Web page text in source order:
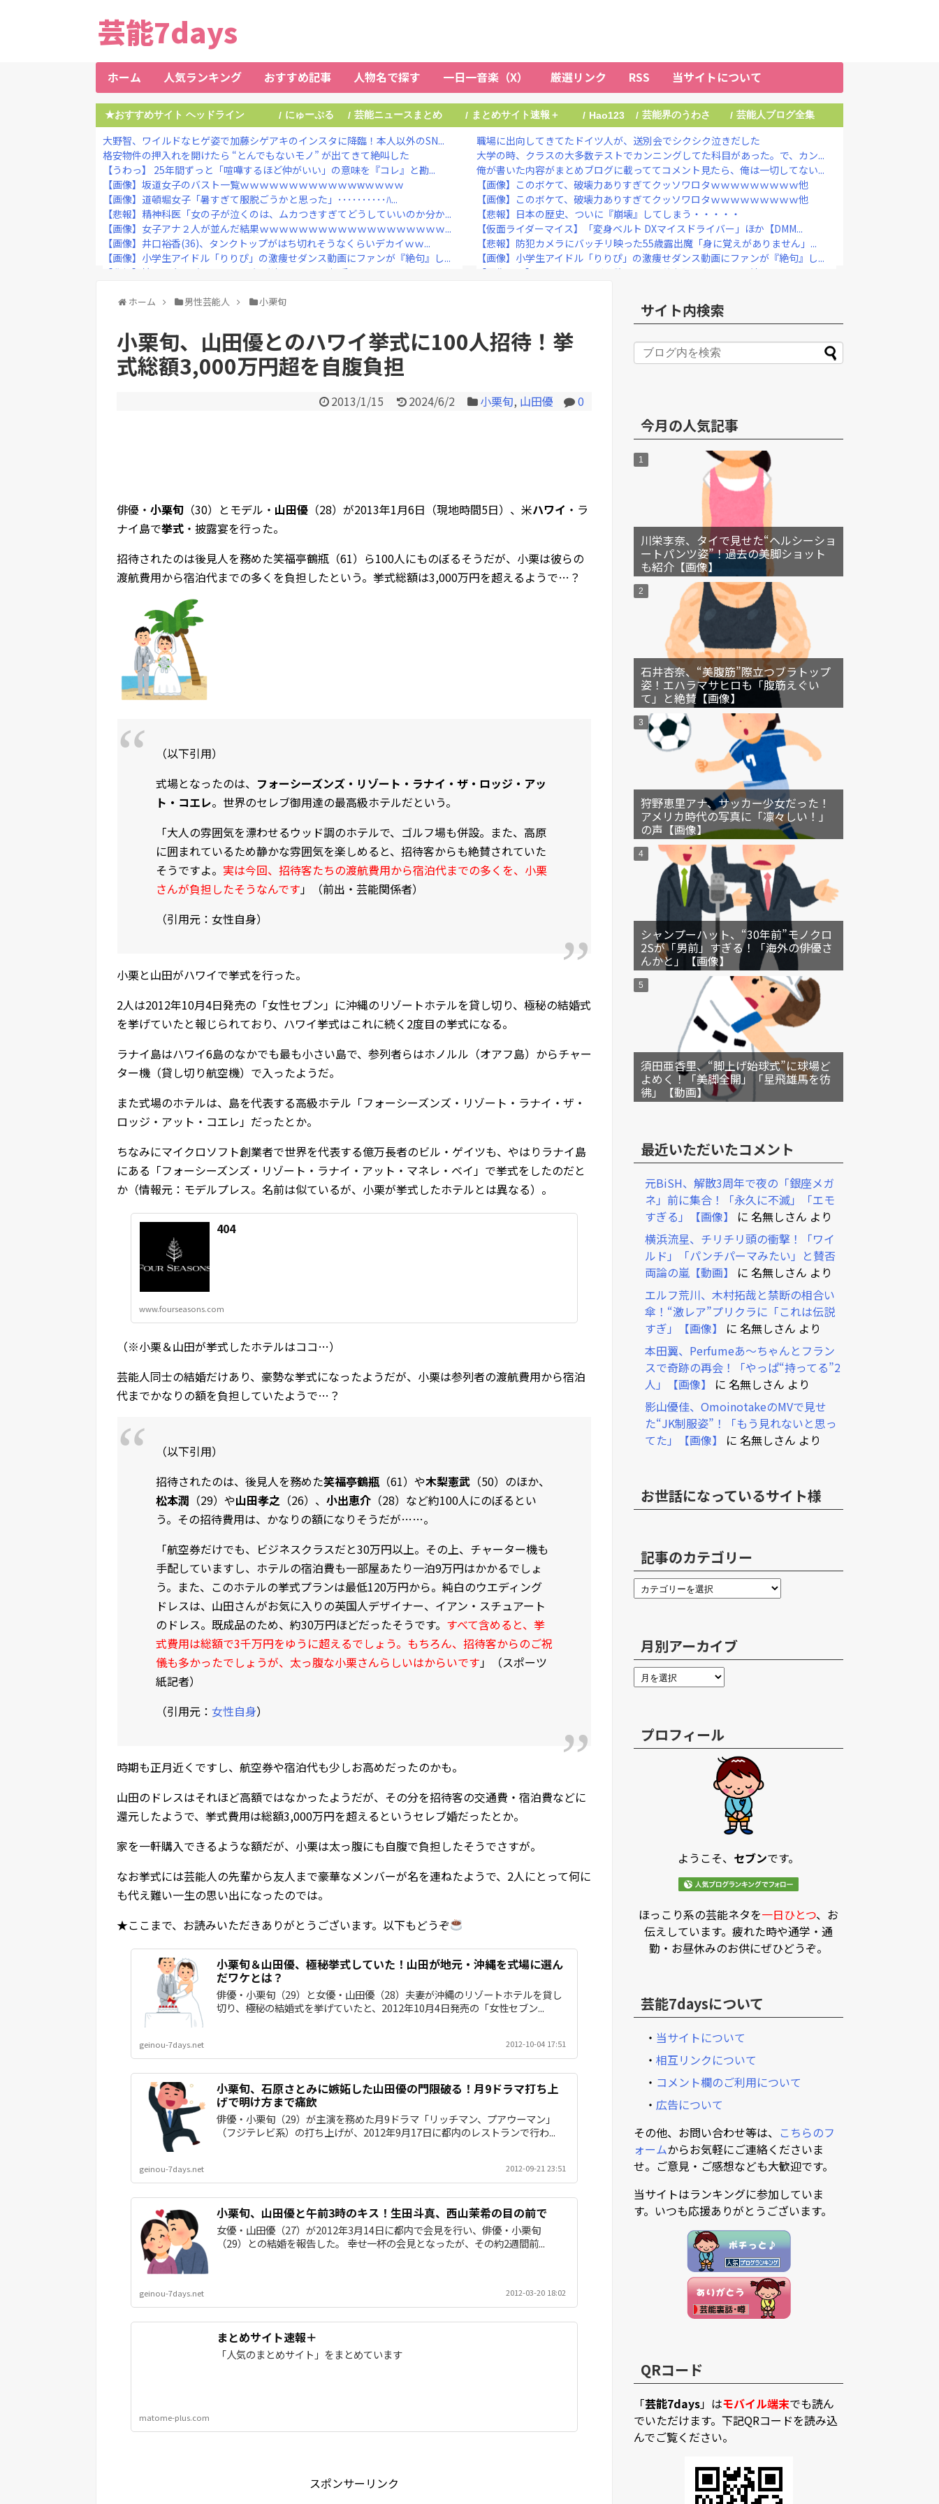
芸能7days
ホーム 人気ランキング おすすめ記事 人物名で探す 一日一音楽（X） 厳選リンク RSS 当サイトについて
★おすすめサイト ヘッドライン / にゅーぷる / 芸能ニュースまとめ / まとめサイト速報＋ / Hao123 / 芸能界のうわさ / 芸能人ブログ全集
大野智、ワイルドなヒゲ姿で加藤シゲアキのインスタに降臨！本人以外のSN...
格安物件の押入れを開けたら “とんでもないモノ” が出てきて絶叫した
【うわっ】 25年間ずっと「喧嘩するほど仲がいい」の意味を『コレ』と勘...
【画像】坂道女子のバスト一覧ｗｗｗｗｗｗｗｗｗｗｗｗwｗｗｗｗ
【画像】道頓堀女子「暑すぎて服脱ごうかと思った」･･････････ﾊ...
【悲報】精神科医「女の子が泣くのは、ムカつきすぎてどうしていいのか分か...
【画像】女子アナ２人が並んだ結果ｗｗｗｗｗｗｗｗｗｗｗｗｗｗｗｗｗｗｗ...
【画像】井口裕香(36)、タンクトップがはち切れそうなくらいデカイｗｗ...
【画像】小学生アイドル「りりぴ」の激痩せダンス動画にファンが『絶句』し...
【悲報】嫁に15年間嘘つかれてて心が壊れてるから相手してくれ
【画像】一度は消えたと思ってたあのYouTuber、今こんなことになっ...
職場に出向してきてたドイツ人が、送別会でシクシク泣きだした
大学の時、クラスの大多数テストでカンニングしてた科目があった。で、カン...
俺が書いた内容がまとめブログに載っててコメント見たら、俺は一切してない...
【画像】このボケて、破壊力ありすぎてクッソワロタｗｗｗｗｗｗｗｗｗ他
【画像】このボケて、破壊力ありすぎてクッソワロタｗｗｗｗｗｗｗｗｗ他
【悲報】日本の歴史、ついに『崩壊』してしまう・・・・・
【仮面ライダーマイス】「変身ベルト DXマイスドライバー」ほか【DMM...
【悲報】防犯カメラにバッチリ映った55歳露出魔「身に覚えがありません」...
【画像】小学生アイドル「りりぴ」の激痩せダンス動画にファンが『絶句』し...
【画像あり】ランドクルーザー欲しいから値段調べたろ ← 結果・・・
大物ミュージシャンが投稿 「日本国憲法の3大原則を絶対に変えさせてはな...
ホーム 男性芸能人 小栗旬
小栗旬、山田優とのハワイ挙式に100人招待！挙
式総額3,000万円超を自腹負担
2013/1/15 2024/6/2 小栗旬, 山田優 0
俳優・ 小栗旬 （30）とモデル・ 山田優 （28）が2013年1月6日（現地時間5日）、米ハワイ ・ラ
ナイ島で挙式 ・披露宴を行った。
招待されたのは後見人を務めた笑福亭鶴瓶（61）ら100人にものぼるそうだが、小栗は彼らの
渡航費用から宿泊代までの多くを負担したという。挙式総額は3,000万円を超えるようで…？
（以下引用）
式場となったのは、 フォーシーズンズ・リゾート・ラナイ・ザ・ロッジ・アッ
ト・コエレ。世界のセレブ御用達の最高級ホテルだという。
「大人の雰囲気を漂わせるウッド調のホテルで、ゴルフ場も併設。また、高原
に囲まれているため静かな雰囲気を楽しめると、招待客からも絶賛されていた
そうですよ。 実は今回、招待客たちの渡航費用から宿泊代までの多くを、小栗
さんが負担したそうなんです」（前出・芸能関係者）
（引用元：女性自身）
小栗と山田がハワイで挙式を行った。
2人は2012年10月4日発売の「女性セブン」に沖縄のリゾートホテルを貸し切り、極秘の結婚式
を挙げていたと報じられており、ハワイ挙式はこれに続く2度目の挙式になる。
ラナイ島はハワイ6島のなかでも最も小さい島で、参列者らはホノルル（オアフ島）からチャー
ター機（貸し切り航空機）で入ったようだ。
また式場のホテルは、島を代表する高級ホテル「フォーシーズンズ・リゾート・ラナイ・ザ・
ロッジ・アット・コエレ」だったとか。
ちなみにマイクロソフト創業者で世界を代表する億万長者のビル・ゲイツも、やはりラナイ島
にある「フォーシーズンズ・リゾート・ラナイ・アット・マネレ・ベイ」で挙式をしたのだと
か（情報元：モデルプレス。名前は似ているが、小栗が挙式したホテルとは異なる）。
404
www.fourseasons.com
（※小栗＆山田が挙式したホテルはココ…）
芸能人同士の結婚だけあり、豪勢な挙式になったようだが、小栗は参列者の渡航費用から宿泊
代までかなりの額を負担していたようで…？
（以下引用）
招待されたのは、後見人を務めた笑福亭鶴瓶 （61）や木梨憲武 （50）のほか、
松本潤 （29）や山田孝之 （26）、 小出恵介 （28）など約100人にのぼるとい
う。その招待費用は、かなりの額になりそうだが……。
「航空券だけでも、ビジネスクラスだと30万円以上。その上、チャーター機も
手配していますし、ホテルの宿泊費も一部屋あたり一泊9万円はかかるでしょ
う。また、このホテルの挙式プランは最低120万円から。純白のウエディング
ドレスは、山田さんがお気に入りの英国人デザイナー、イアン・スチュアート
のドレス。既成品のため、約30万円ほどだったそうです。 すべて含めると、挙
式費用は総額で3千万円をゆうに超えるでしょう。もちろん、招待客からのご祝
儀も多かったでしょうが、太っ腹な小栗さんらしいはからいです」（スポーツ
紙記者）
（引用元： 女性自身）
時期も正月近くですし、航空券や宿泊代も少しお高めだったのかも。
山田のドレスはそれほど高額ではなかったようだが、その分を招待客の交通費・宿泊費などに
還元したようで、挙式費用は総額3,000万円を超えるというセレブ婚だったとか。
家を一軒購入できるような額だが、小栗は太っ腹にも自腹で負担したそうでさすが。
なお挙式には芸能人の先輩から友人まで豪華なメンバーが名を連ねたようで、2人にとって何に
も代え難い一生の思い出になったのでは。
★ここまで、お読みいただきありがとうございます。以下もどうぞ
小栗旬＆山田優、極秘挙式していた！山田が地元・沖縄を式場に選ん
だワケとは？
俳優・小栗旬（29）と女優・山田優（28）夫妻が沖縄のリゾートホテルを貸し
切り、極秘の結婚式を挙げていたと、2012年10月4日発売の「女性セブン...
geinou-7days.net 2012-10-04 17:51
小栗旬、石原さとみに嫉妬した山田優の門限破る！月9ドラマ打ち上
げで明け方まで痛飲
俳優・小栗旬（29）が主演を務めた月9ドラマ「リッチマン、プアウーマン」
（フジテレビ系）の打ち上げが、2012年9月17日に都内のレストランで行わ...
geinou-7days.net 2012-09-21 23:51
小栗旬、山田優と午前3時のキス！生田斗真、西山茉希の目の前で
女優・山田優（27）が2012年3月14日に都内で会見を行い、俳優・小栗旬
（29）との結婚を報告した。 幸せ一杯の会見となったが、その約2週間前...
geinou-7days.net 2012-03-20 18:02
まとめサイト速報＋
「人気のまとめサイト」をまとめています
matome-plus.com
スポンサーリンク
サイト内検索
今月の人気記事
川栄李奈、タイで見せた“ヘルシーショ
ートパンツ姿”！過去の美脚ショット
も紹介【画像】
石井杏奈、“美腹筋”際立つブラトップ
姿！エハラマサヒロも「腹筋えぐい
て」と絶賛【画像】
狩野恵里アナ、サッカー少女だった！
アメリカ時代の写真に「凛々しい！」
の声【画像】
シャンプーハット、“30年前”モノクロ
2Sが「男前」すぎる！「海外の俳優さ
んかと」【画像】
須田亜香里、“脚上げ始球式”に球場ど
よめく！「美脚全開」「星飛雄馬を彷
彿」【動画】
最近いただいたコメント
元BiSH、解散3周年で夜の「銀座メガ
ネ」前に集合！「永久に不滅」「エモ
すぎる」【画像】
に 名無しさん より
横浜流星、チリチリ頭の衝撃！「ワイ
ルド」「パンチパーマみたい」と賛否
両論の嵐【動画】
に 名無しさん より
エルフ荒川、木村拓哉と禁断の相合い
傘！“激レア”プリクラに「これは伝説
すぎ」【画像】
に 名無しさん より
本田翼、Perfumeあ～ちゃんとフラン
スで奇跡の再会！「やっぱ“持ってる”2
人」【画像】
に 名無しさん より
影山優佳、OmoinotakeのMVで見せ
た“JK制服姿”！「もう見れないと思っ
てた」【画像】
に 名無しさん より
お世話になっているサイト様
記事のカテゴリー
月別アーカイブ
プロフィール
ようこそ、 セブンです。
ほっこり系の芸能ネタを一日ひとつ、お
伝えしています。疲れた時や通学・通
勤・お昼休みのお供にぜひどうぞ。
芸能7daysについて
・ 当サイトについて
・ 相互リンクについて
・ コメント欄のご利用について
・ 広告について
その他、お問い合わせ等は、 こちらのフ
ォームからお気軽にご連絡くださいま
せ。ご意見・ご感想なども大歓迎です。
当サイトはランキングに参加していま
す。いつも応援ありがとうございます。
QRコード
「芸能7days」はモバイル端末でも読ん
でいただけます。下記QRコードを読み込
んでご覧ください。